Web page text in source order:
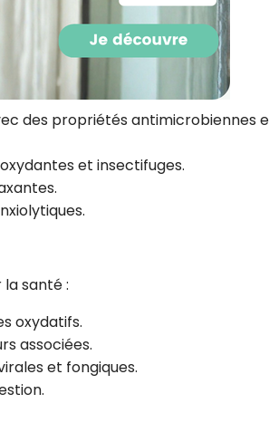
des propriétés antimicrobiennes
et insectifuges.
santé :
oxydatifs.
associées.
et fongiques.
Je consens à ce que la société
Prisma Players analyse le taux
des courriels pour mesurer et
performances des campagnes.
pourrons savoir si vous ouvrez les
l'heure à laquelle vous le faites ainsi
utilisez. Pour en savoir plus sur ces
Je reçois mon cadeau !
Confidentialité